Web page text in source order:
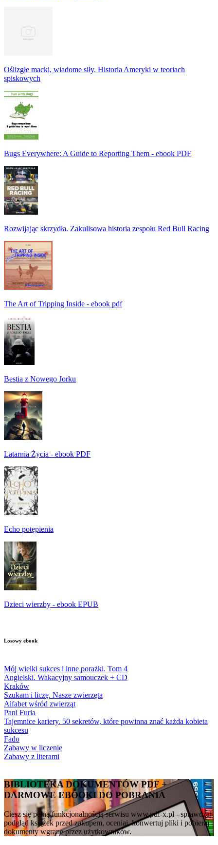
Oślizgłe macki, wiadome siły. Historia Ameryki w teoriach
spiskowych
Bugs Everywhere: A Guide to Reporting Them - ebook PDF
Rozwijając skrzydła. Zakulisowa historia zespołu Red Bull Racing
The Art of Tripping Inside - ebook pdf
Bestia z Nowego Jorku
Latarnia Życia - ebook PDF
Echo potępienia
Dzieci wierzby - ebook EPUB
Losowy ebook
Mój wielki sukces i inne porażki. Tom 4
Angielski. Wakacyjny samouczek + CD
Kraków
Szukam i liczę. Nasze zwierzęta
Alfabet wśród zwierząt
Pani Furia
Tajemnice kariery. 50 sekretów, które powinna znać każda kobieta
sukcesu
Fado
Zabawy w liczenie
Zabawy z literami
BIBLIOTEKA DOKUMENTÓW PDF +
DARMOWE EBOOKI DO POBRANIA
Ciesz się pełną funkcjonalnością serwisu www.pdf-x.pl - sprawdzaj
podgląd książek przed zakupem, oceniaj, konwertuj pliki i pobieraj
dokumenty wgrane przez użytkowników.